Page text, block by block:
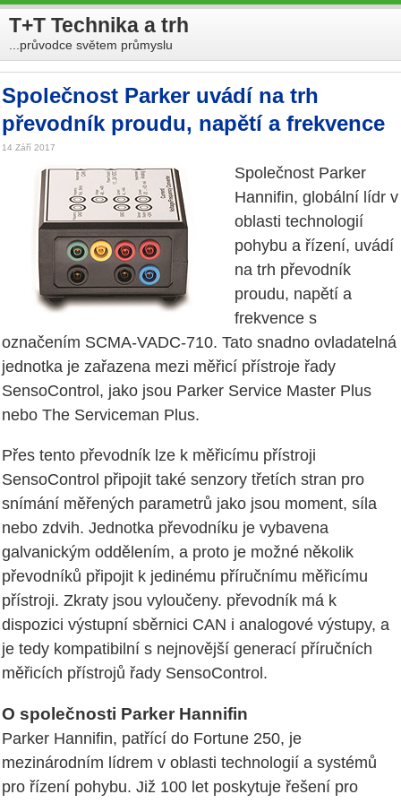
T+T Technika a trh
...průvodce světem průmyslu
Společnost Parker uvádí na trh
převodník proudu, napětí a frekvence
14 Září 2017
Společnost Parker
Hannifin, globální lídr v
oblasti technologií
pohybu a řízení, uvádí
na trh převodník
proudu, napětí a
frekvence s
označením SCMA-VADC-710. Tato snadno ovladatelná
jednotka je zařazena mezi měřicí přístroje řady
SensoControl, jako jsou Parker Service Master Plus
nebo The Serviceman Plus.
Přes tento převodník lze k měřicímu přístroji
SensoControl připojit také senzory třetích stran pro
snímání měřených parametrů jako jsou moment, síla
nebo zdvih. Jednotka převodníku je vybavena
galvanickým oddělením, a proto je možné několik
převodníků připojit k jedinému příručnímu měřicímu
přístroji. Zkraty jsou vyloučeny. převodník má k
dispozici výstupní sběrnici CAN i analogové výstupy, a
je tedy kompatibilní s nejnovější generací příručních
měřicích přístrojů řady SensoControl.
O společnosti Parker Hannifin
Parker Hannifin, patřící do Fortune 250, je
mezinárodním lídrem v oblasti technologií a systémů
pro řízení pohybu. Již 100 let poskytuje řešení pro